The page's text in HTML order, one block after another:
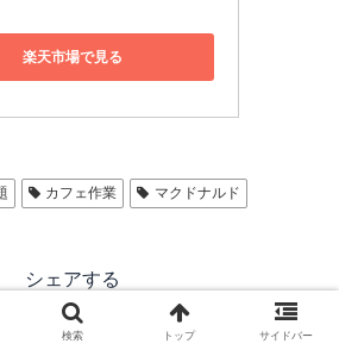
楽天市場で見る
カフェ作業
マクドナルド
シェアする
Facebook はてブ
検索 トップ サイドバー